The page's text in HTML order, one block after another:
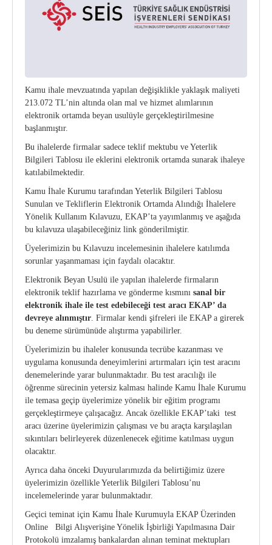
Kamu ihale mevzuatında yapılan değişiklikle yaklaşık maliyeti
213.072 TL’nin altında olan mal ve hizmet alımlarının
elektronik ortamda beyan usulüyle gerçekleştirilmesine
başlanmıştır.
Bu ihalelerde firmalar sadece teklif mektubu ve Yeterlik
Bilgileri Tablosu ile eklerini elektronik ortamda sunarak ihaleye
katılabilmektedir.
Kamu İhale Kurumu tarafından Yeterlik Bilgileri Tablosu
Sunulan ve Tekliflerin Elektronik Ortamda Alındığı İhalelere
Yönelik Kullanım Kılavuzu, EKAP’ta yayımlanmış ve aşağıda
bu kılavuza ulaşabileceğiniz link gönderilmiştir.
Üyelerimizin bu Kılavuzu incelemesinin ihalelere katılımda
sorunlar yaşanmaması için faydalı olacaktır.
Elektronik Beyan Usulü ile yapılan ihalelerde firmaların
elektronik teklif hazırlama ve gönderme kısmını sanal bir
elektronik ihale ile test edebileceği test aracı EKAP’ da
devreye alınmıştır . Firmalar kendi şifreleri ile EKAP a girerek
bu deneme sürümünüde alıştırma yapabilirler.
Üyelerimizin bu ihaleler konusunda tecrübe kazanması ve
uygulama konusunda deneyimlerini artırmaları için test aracını
denemelerinde yarar bulunmaktadır. Bu test aracılığı ile
öğrenme sürecinin yetersiz kalması halinde Kamu İhale Kurumu
ile temasa geçip üyelerimize yönelik bir eğitim programı
gerçekleştirmeye çalışacağız. Ancak özellikle EKAP’taki test
aracı üzerine üyelerimizin çalışması ve bu araçta karşılaşılan
sıkıntıları belirleyerek düzenlenecek eğitime katılması uygun
olacaktır.
Ayrıca daha önceki Duyurularımızda da belirtiğimiz üzere
üyelerimizin özellikle Yeterlik Bilgileri Tablosu’nu
incelemelerinde yarar bulunmaktadır.
Geçici teminat için Kamu İhale Kurumuyla EKAP Üzerinden
Online Bilgi Alışverişine Yönelik İşbirliği Yapılmasına Dair
Protokolü imzalamış bankalardan alınan teminat mektupları
Kurumsal Kimlik Kılavuzu
CE Yönetmeliği
Tıbbi Cihaz Direktifleri
Yeni AB Tıbbi Cihaz Regülasyonunun Getireceği
Yükümlülükler
Sektörel Meslek Standartları
Tıbbi Cihazlarda Teknik Servis Mezvuatları
Bilgi Notları